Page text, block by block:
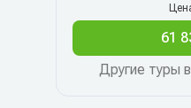
Другие туры
61